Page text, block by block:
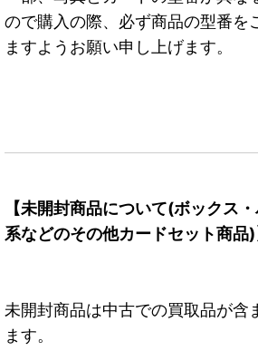
ので購入の際、必ず商品の型番を
ますようお願い申し上げます。
【未開封商品について(ボックス
系などのその他カードセット商品)
未開封商品は中古での買取品が含
ます。